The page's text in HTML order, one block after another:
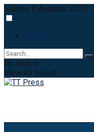
Subota, 8 Augusta, 2026
Login
No Result
View All Result